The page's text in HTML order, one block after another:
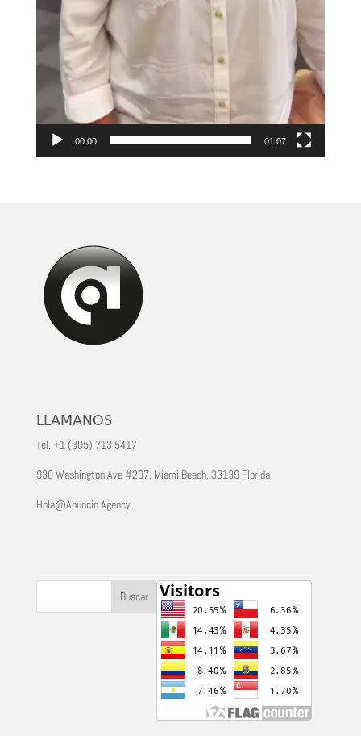
00:00 01:07
LLAMANOS
Tel. +1 (305) 713 5417
930 Washington Ave #207, Miami Beach, 33139 Florida
Hola@Anuncio.Agency